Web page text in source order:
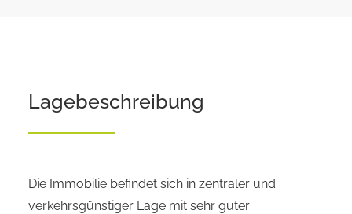
Lagebeschreibung
Die Immobilie befindet sich in zentraler und
verkehrsgünstiger Lage mit sehr guter